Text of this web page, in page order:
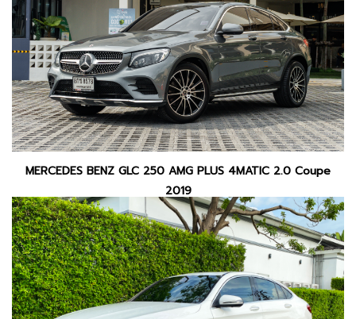
MERCEDES BENZ GLC 250 AMG PLUS 4MATIC 2.0 Coupe
2019